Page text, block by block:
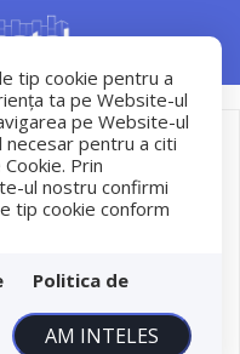
tip cookie pentru a
ta pe Website-ul
pe Website-ul
pentru a citi
Prin
ul nostru confirmi
tip cookie conform
Politica de
AM INTELES